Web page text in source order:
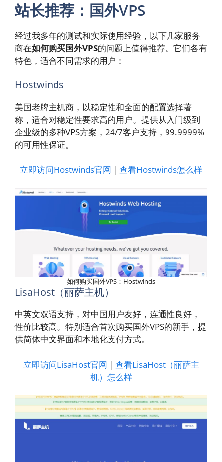
站长推荐：国外VPS
经过我多年的测试和实际使用经验，以下几家服务
商在如何购买国外VPS的问题上值得推荐。它们各有
特色，适合不同需求的用户：
Hostwinds
美国老牌主机商，以稳定性和全面的配置选择著
称，适合对稳定性要求高的用户。提供从入门级到
企业级的多种VPS方案，24/7客户支持，99.9999%
的可用性保证。
立即访问Hostwinds官网 | 查看Hostwinds怎么样
如何购买国外VPS：Hostwinds
LisaHost（丽萨主机）
中英文双语支持，对中国用户友好，连通性良好，
性价比较高。特别适合首次购买国外VPS的新手，提
供简体中文界面和本地化支付方式。
立即访问LisaHost官网 | 查看LisaHost（丽萨主
机）怎么样